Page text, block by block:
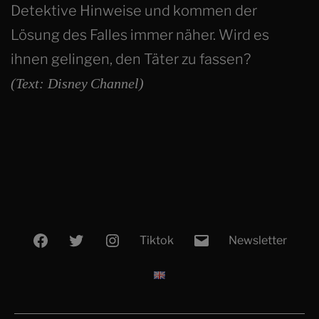
Detektive Hinweise und kommen der
Lösung des Falles immer näher. Wird es
ihnen gelingen, den Täter zu fassen?
(Text: Disney Channel)
FacebookTwitter Instagram
Tiktok Newsletter